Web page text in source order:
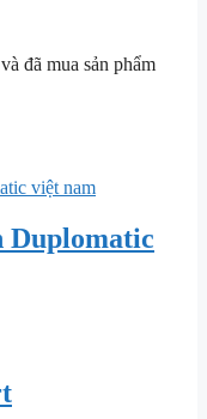
đã mua sản phẩm
Duplomatic